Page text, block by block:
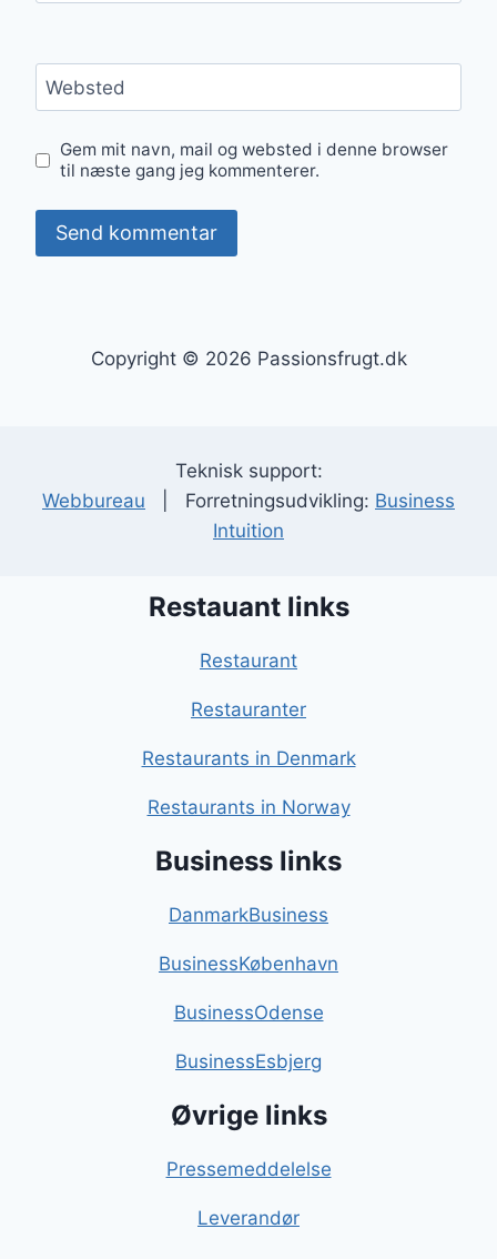
Websted
Gem mit navn, mail og websted i denne browser
til næste gang jeg kommenterer.
Copyright © 2026 Passionsfrugt.dk
Teknisk support:
Webbureau | Forretningsudvikling: Business
Intuition
Restauant links
Restaurant
Restauranter
Restaurants in Denmark
Restaurants in Norway
Business links
DanmarkBusiness
BusinessKøbenhavn
BusinessOdense
BusinessEsbjerg
Øvrige links
Pressemeddelelse
Leverandør